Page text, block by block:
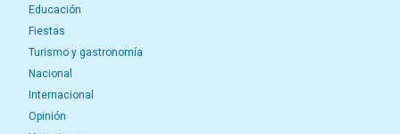
Educación
Fiestas
Turismo y gastronomía
Nacional
Internacional
Opinión